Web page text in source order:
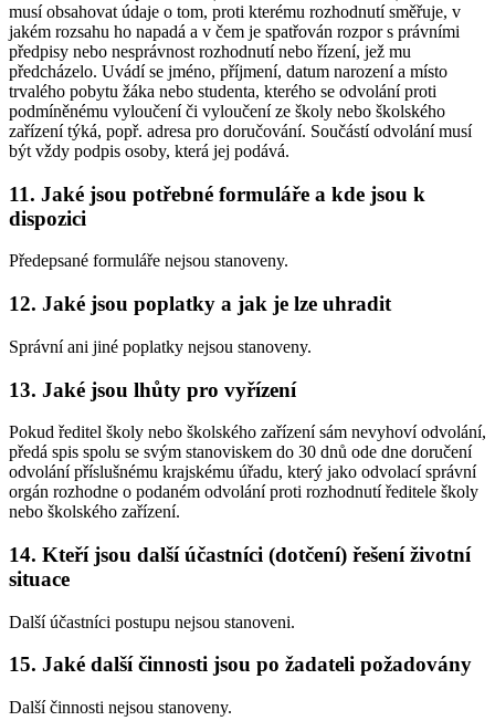
musí obsahovat údaje o tom, proti kterému rozhodnutí směřuje, v
jakém rozsahu ho napadá a v čem je spatřován rozpor s právními
předpisy nebo nesprávnost rozhodnutí nebo řízení, jež mu
předcházelo. Uvádí se jméno, příjmení, datum narození a místo
trvalého pobytu žáka nebo studenta, kterého se odvolání proti
podmíněnému vyloučení či vyloučení ze školy nebo školského
zařízení týká, popř. adresa pro doručování. Součástí odvolání musí
být vždy podpis osoby, která jej podává.
11. Jaké jsou potřebné formuláře a kde jsou k
dispozici
Předepsané formuláře nejsou stanoveny.
12. Jaké jsou poplatky a jak je lze uhradit
Správní ani jiné poplatky nejsou stanoveny.
13. Jaké jsou lhůty pro vyřízení
Pokud ředitel školy nebo školského zařízení sám nevyhoví odvolání,
předá spis spolu se svým stanoviskem do 30 dnů ode dne doručení
odvolání příslušnému krajskému úřadu, který jako odvolací správní
orgán rozhodne o podaném odvolání proti rozhodnutí ředitele školy
nebo školského zařízení.
14. Kteří jsou další účastníci (dotčení) řešení životní
situace
Další účastníci postupu nejsou stanoveni.
15. Jaké další činnosti jsou po žadateli požadovány
Další činnosti nejsou stanoveny.